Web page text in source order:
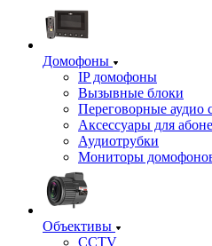
Домофоны
IP домофоны
Вызывные блоки
Переговорные аудио
Аксессуары для
Аудиотрубки
Мониторы
Объективы
CCTV